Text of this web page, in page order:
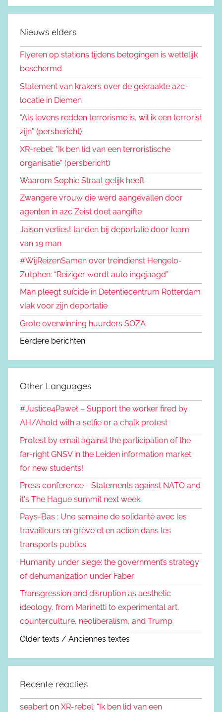
Nieuws elders
Flyeren op stations tijdens betogingen is wettelijk
beschermd
Statement van krakers over de gekraakte azc-
locatie in Diemen
"Als levens redden terrorisme is, wil ik een terrorist
zijn" (persbericht)
XR-rebel: "Ik ben lid van een terroristische
organisatie" (persbericht)
Waarom Sophie Straat gelijk heeft
Zwangere vrouw die werd aangevallen door
agenten in azc Zeist doet aangifte
Jaison verliest tanden bij deportatie door team
van 19 man
#WijReizenSamen over treindienst Hengelo-
Zutphen: “Reiziger wordt auto ingejaagd”
Man pleegt suïcide in Detentiecentrum Rotterdam
vlak voor zijn deportatie
Grote overwinning huurders SOZA
Eerdere berichten
Other Languages
#Justice4Paweł – Support the worker fired by
AH/Ahold with a selfie or a chalk protest
Protest by email against the participation of the
far-right GNSV in the Leiden information market
for new students!
Press conference - Statements against NATO and
it's The Hague summit next week
Pays-Bas : Une semaine de solidarité avec les
travailleurs en grève et en action dans les
transports publics
Humanity under siege: the government’s strategy
of dehumanization under Faber
Transgression and disruption as aesthetic
ideology, from Marinetti to experimental art,
counterculture, neoliberalism, and Trump
Older texts / Anciennes textes
Recente reacties
seabert on XR-rebel: “Ik ben lid van een